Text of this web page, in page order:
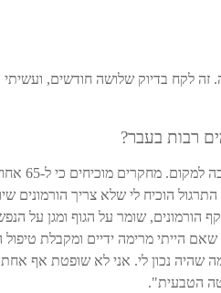
זה לקח בדיוק שלושה חודשים,
רבות בעבר?
"החוכמה היא
התרגול הוכיח לי שלא צריך
שומר על הגוף ומגן על
הייתי מרימה ידיים ומקבלת טיפול
נכון לי. אני לא שופטת אף אחת
הטבעית".